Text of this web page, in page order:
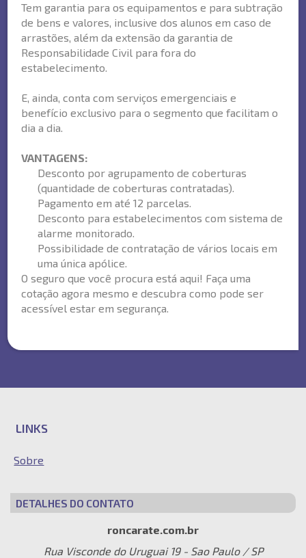
Tem garantia para os equipamentos e para subtração
de bens e valores, inclusive dos alunos em caso de
arrastões, além da extensão da garantia de
Responsabilidade Civil para fora do
estabelecimento.
E, ainda, conta com serviços emergenciais e
benefício exclusivo para o segmento que facilitam o
dia a dia.
VANTAGENS:
Desconto por agrupamento de coberturas
(quantidade de coberturas contratadas).
Pagamento em até 12 parcelas.
Desconto para estabelecimentos com sistema de
alarme monitorado.
Possibilidade de contratação de vários locais em
uma única apólice.
O seguro que você procura está aqui! Faça uma
cotação agora mesmo e descubra como pode ser
acessível estar em segurança.
LINKS
Sobre
DETALHES DO CONTATO
roncarate.com.br
Rua Visconde do Uruguai 19 - Sao Paulo / SP